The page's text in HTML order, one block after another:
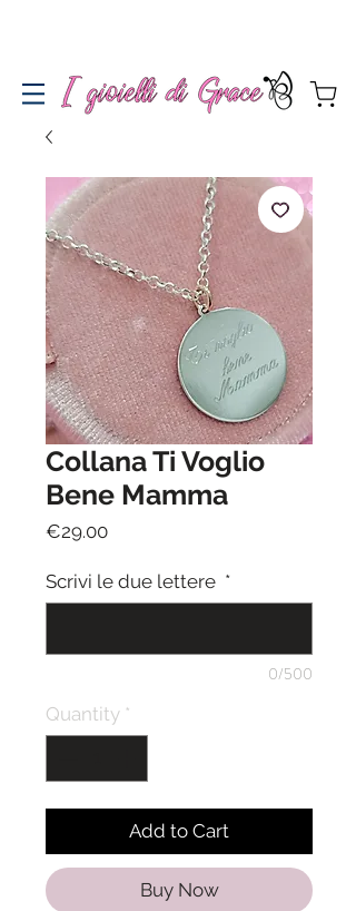
Collana Ti Voglio
Bene Mamma
€29.00Price
Scrivi le due lettere *
0/500
Quantity *
Add to Cart
Buy Now